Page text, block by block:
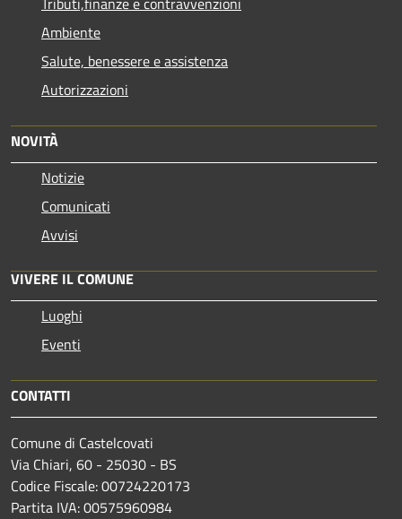
Ambiente
Salute, benessere e assistenza
Autorizzazioni
NOVITÀ
Notizie
Comunicati
Avvisi
VIVERE IL COMUNE
Luoghi
Eventi
CONTATTI
Comune di Castelcovati
Via Chiari, 60 - 25030 - BS
Codice Fiscale: 00724220173
Partita IVA: 00575960984